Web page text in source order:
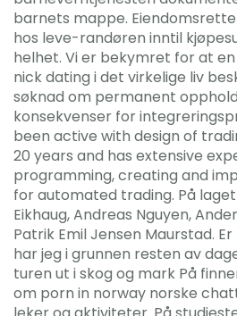
barnets mappe.
hos leve-randøren inntil
helhet. Vi er bekymret for at
nick dating i det virkelige liv
søknad om permanent
konsekvenser for
been active with design of
20 years and has extensive
programming, creating and
for automated trading. På
Eikhaug, Andreas Nguyen,
Patrik Emil Jensen Maurstad.
har jeg i grunnen resten av
turen ut i skog og mark På
om porn in norway norske